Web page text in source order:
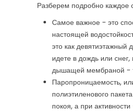
Разберем подробно каждое
Самое важное - это
настоящей
это как
идете в дождь или
дышащей мембраной -
Паропроницаемость,
полиэтиленового
покоя, а при